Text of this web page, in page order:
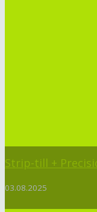
Strip-till +
03.08.2025